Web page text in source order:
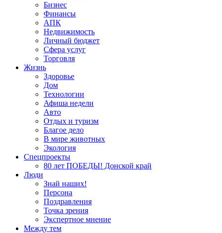
Бизнес
Финансы
АПК
Недвижимость
Личный бюджет
Сфера услуг
Торговля
Жизнь
Здоровье
Дом
Технологии
Афиша недели
Авто
Отдых и туризм
Благое дело
В мире животных
Экология
Спецпроекты
80 лет ПОБЕДЫ! Донской край
Люди
Знай наших!
Персона
Поздравления
Точка зрения
Экспертное мнение
Между тем